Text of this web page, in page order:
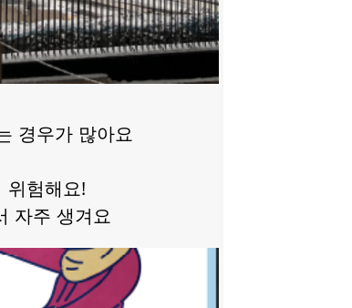
경우가 많아요
위험해요!
자주 생겨요